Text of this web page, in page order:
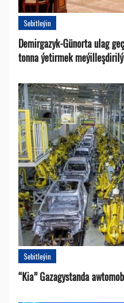
Sebitleýin
Demirgazyk-Günorta ulag
tonna ýetirmek
Sebitleýin
“Kia” Gazagystanda